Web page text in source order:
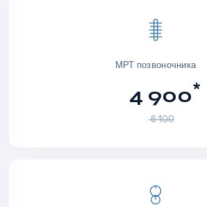
МРТ позвоночника
4 900*
6 100